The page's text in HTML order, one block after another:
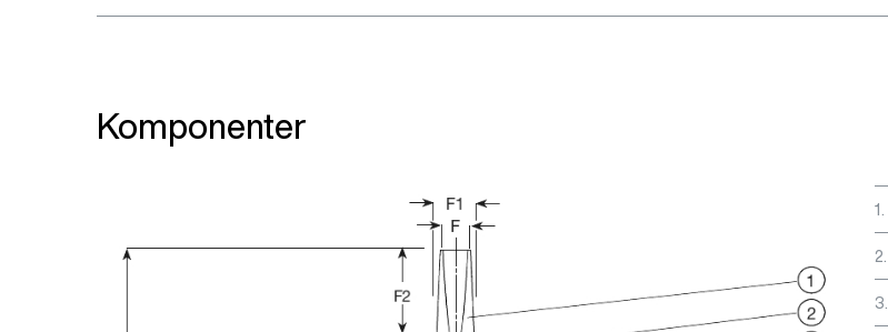
Komponenter
1.
2.
3.